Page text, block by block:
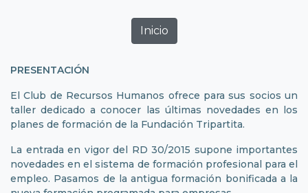
Inicio
PRESENTACIÓN
ElClub de Recursos Humanos ofrece para sus socios un
taller dedicado a conocer las últimas novedades en los
planes de formación de la Fundación Tripartita.
La entrada en vigor del RD 30/2015 supone importantes
novedades en el sistema de formación profesional para el
empleo. Pasamos de la antigua formación bonificada a la